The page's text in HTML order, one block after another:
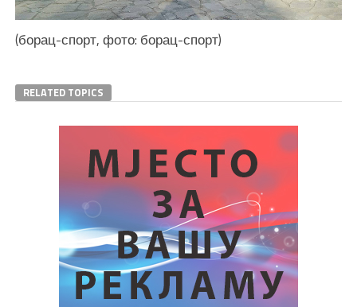
(борац-спорт, фото: борац-спорт)
RELATED TOPICS